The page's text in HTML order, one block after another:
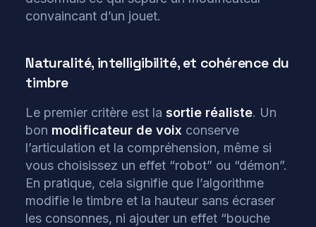
convaincant d’un jouet.
Naturalité, intelligibilité, et cohérence du
timbre
Le premier critère est lasortie réaliste. Un
bon modificateur de voix conserve
l’articulation et la compréhension, même si
vous choisissez un effet “robot” ou “démon”.
En pratique, cela signifie que l’algorithme
modifie le timbre et la hauteur sans écraser
les consonnes, ni ajouter un effet “bouche